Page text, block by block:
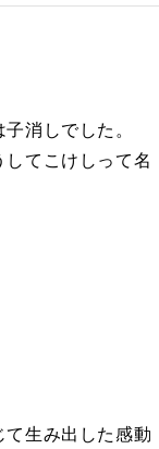
消しでした。
してこけしって名
生み出した感動